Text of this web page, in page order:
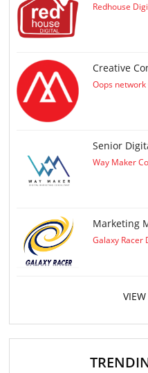
Redhouse
Creative
Oops network
Senior
Way Maker
Marketing
Galaxy Racer